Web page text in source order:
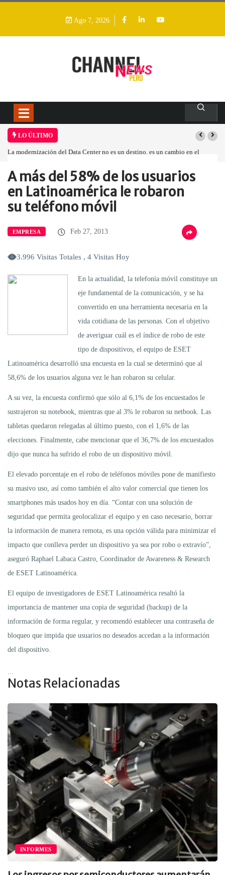
Ago 7, 2026
LO ÚLTIMO
La modernización del Data Center no es un destino, es un cambio en el
Home
Empresa A más del…
A más del 58% de los usuarios
en Latinoamérica le robaron
su teléfono móvil
EMPRESA Feb 27, 2013
3.996 Visitas Totales , 4 Visitas Hoy
En la actualidad, la telefonía móvil constituye un
eje fundamental de la comunicación, y se ha
convertido en una herramienta necesaria en la
vida cotidiana de las personas. Con el objetivo
de averiguar cuál es el índice de robo de este
tipo de dispositivos, el equipo de ESET
Latinoamérica desarrolló una encuesta en la cual se determinó que al
58,6% de los usuarios alguna vez le han robaron su celular.
A su vez, la encuesta confirmó que sólo al 6,1% de los encuestados le
sustrajeron su notebook, mientras que al 3% le robaron su netbook. Las
tabletas quedaron relegadas al último puesto, con el 1,6% de las
elecciones. Finalmente, cabe mencionar que el 36,7% de los encuestados
dijo que nunca ha sufrido el robo de un dispositivo móvil.
El elevado porcentaje en el robo de teléfonos móviles pone de manifiesto
su masivo uso, así como también el alto valor comercial que tienen los
smartphones más usados hoy en día. “Contar con una solución de
seguridad que permita geolocalizar el equipo y en caso necesario, borrar
la información de manera remota, es una opción válida para minimizar el
impacto que conlleva perder un dispositivo ya sea por robo o extravío”,
aseguró Raphael Labaca Castro, Coordinador de Awareness & Research
de ESET Latinoamérica.
El equipo de investigadores de ESET Latinoamérica resaltó la
importancia de mantener una copia de seguridad (backup) de la
información de forma regular, y recomendó establecer una contraseña de
bloqueo que impida que usuarios no deseados accedan a la información
del dispositivo.
Notas Relacionadas
INFORMES